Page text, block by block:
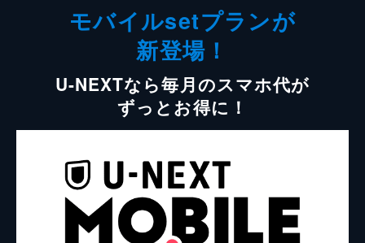
モバイルsetプランが
新登場！
U-NEXTなら毎月のスマホ代が
ずっとお得に！